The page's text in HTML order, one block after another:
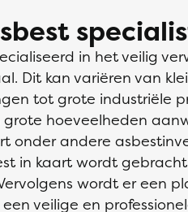
in het veilig
Dit kan variëren van
tot grote industriële
hoeveelheden
onder andere
in kaart wordt
wordt er een
veilige en